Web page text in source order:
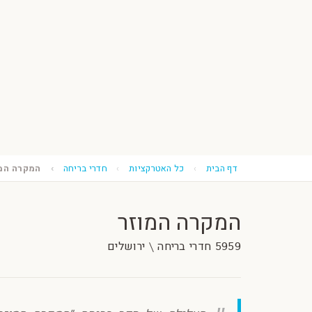
דף הבית כל האטרקציות חדרי בריחה המקרה
המקרה המוזר
5959 חדרי בריחה \ ירושלים